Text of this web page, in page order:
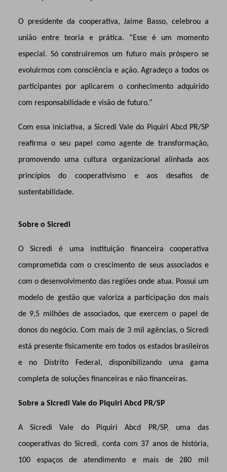
O presidente da cooperativa, Jaime Basso, celebrou a
união entre teoria e prática. “Esse é um momento
especial. Só construiremos um futuro mais próspero se
evoluirmos com consciência e ação. Agradeço a todos os
participantes por aplicarem o conhecimento adquirido
com responsabilidade e visão de futuro.”
Com essa iniciativa, a Sicredi Vale do Piquiri Abcd PR/SP
reafirma o seu papel como agente de transformação,
promovendo uma cultura organizacional alinhada aos
princípios do cooperativismo e aos desafios de
sustentabilidade.
Sobre o Sicredi
O Sicredi é uma instituição financeira cooperativa
comprometida com o crescimento de seus associados e
com o desenvolvimento das regiões onde atua. Possui um
modelo de gestão que valoriza a participação dos mais
de 9,5 milhões de associados, que exercem o papel de
donos do negócio. Com mais de 3 mil agências, o Sicredi
está presente fisicamente em todos os estados brasileiros
e no Distrito Federal, disponibilizando uma gama
completa de soluções financeiras e não financeiras.
Sobre a Sicredi Vale do Piquiri Abcd PR/SP
A Sicredi Vale do Piquiri Abcd PR/SP, uma das
cooperativas do Sicredi, conta com 37 anos de história,
100 espaços de atendimento e mais de 280 mil